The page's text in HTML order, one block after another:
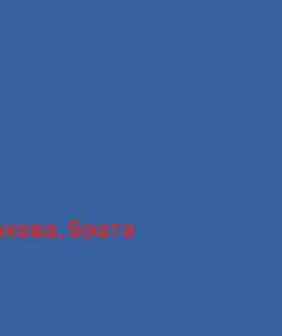
брата